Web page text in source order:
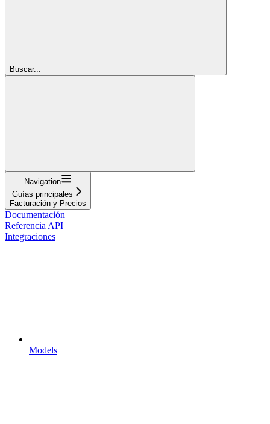
Buscar...
Navigation
Guías principales
Facturación y Precios
Documentación
Referencia API
Integraciones
Models